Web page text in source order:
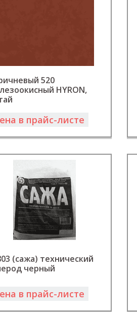
520
HYRON,
в прайс-листе
(сажа) технический
черный
в прайс-листе